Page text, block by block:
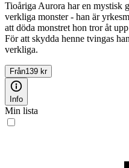
Tioåriga Aurora har en mystisk
verkliga monster - han är
att döda monstret hon tror åt
För att skydda henne tvingas
verkliga.
Från139 kr
Info
Min lista